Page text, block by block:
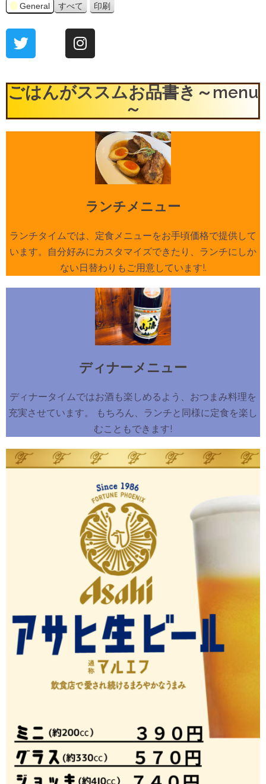
General すべて 印刷
ごはんがススムお品書き～menu
～
ランチメニュー
ランチタイムでは、定食メニューをお手頃価格で提供して
います。自分好みにカスタマイズできたり、ランチにしか
ない日替わりもご用意しています!.
ディナーメニュー
ディナータイムではお酒も楽しめるよう、おつまみ料理を
充実させています。 もちろん、ランチと同様に定食を楽し
むこともできます!